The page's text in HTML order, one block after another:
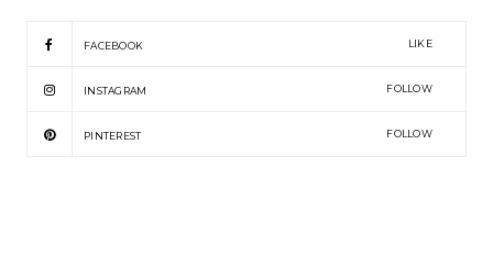
FACEBOOK LIKE
INSTAGRAM FOLLOW
PINTEREST FOLLOW